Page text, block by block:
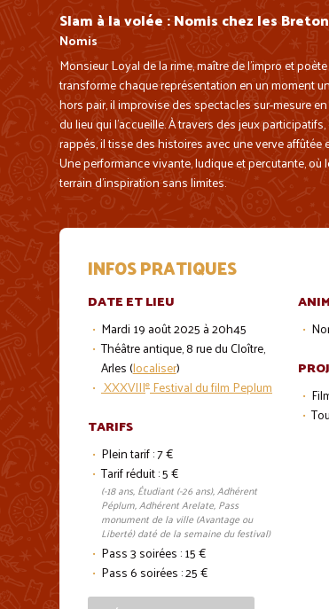
Slam à la volée : Nomis chez les
Nomis
Monsieur Loyal de la rime, maître de l’impro et
transforme chaque représentation en un moment
hors pair, il improvise des spectacles sur-mesure
du lieu qui l’accueille. À travers des jeux
rappés, il tisse des histoires avec une verve affûtée
Une performance vivante, ludique et percutante,
terrain d’inspiration sans limites.
INFOS PRATIQUES
DATE ET LIEU
Mardi 19 août 2025 à 20h45
Théâtre antique, 8 rue du Cloître,
Arles (localiser)
XXXVIIIeFestival du film Peplum
TARIFS
Plein tarif : 7 €
Tarif réduit : 5 €
(-18 ans, Étudiant (-26 ans), Adhérent
Péplum, Adhérent Arelate, Pass
monument de la ville (Avantage ou
Liberté) daté de la semaine du festival)
Pass 3 soirées : 15 €
Pass 6 soirées : 25 €